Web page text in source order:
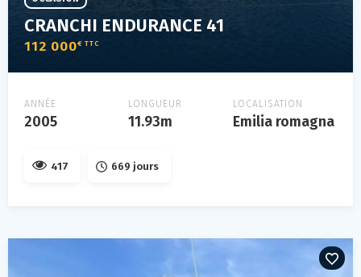
CRANCHI ENDURANCE 41
112 000€ TTC
ANNÉE
2005
LONGUEUR
11.93m
LOCALISATION
Emilia romagna
417 669 jours